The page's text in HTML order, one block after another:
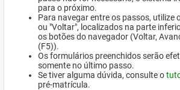
para o próximo.
Para navegar entre os passos, utilize
ou "Voltar", localizados na parte
os botões do navegador (Voltar,
(F5)).
Os formulários preenchidos serão
somente no último passo.
Se tiver alguma dúvida, consulte o
pré-matrícula.